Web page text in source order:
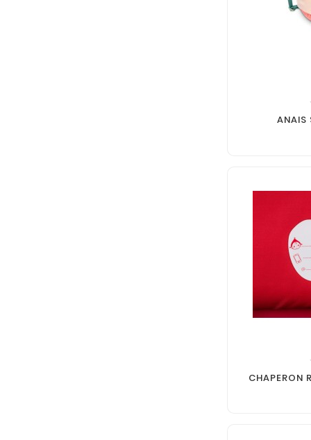
ANAIS
CHAPERON